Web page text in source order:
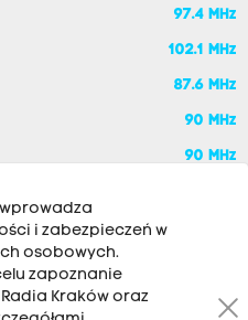
97.4 MHz
102.1 MHz
87.6 MHz
90 MHz
90 MHz
i zabezpieczeń w
osobowych.
zapoznanie
Kraków oraz